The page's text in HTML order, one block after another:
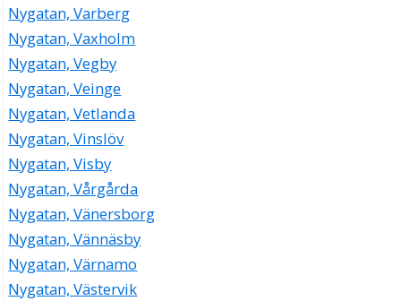
Nygatan, Varberg
Nygatan, Vaxholm
Nygatan, Vegby
Nygatan, Veinge
Nygatan, Vetlanda
Nygatan, Vinslöv
Nygatan, Visby
Nygatan, Vårgårda
Nygatan, Vänersborg
Nygatan, Vännäsby
Nygatan, Värnamo
Nygatan, Västervik